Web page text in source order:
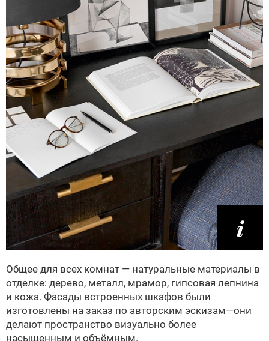
Общее для всех комнат — натуральные материалы в
отделке: дерево, металл, мрамор, гипсовая лепнина
и кожа. Фасады встроенных шкафов были
изготовлены на заказ по авторским эскизам—они
делают пространство визуально более
насыщенным и объёмным.